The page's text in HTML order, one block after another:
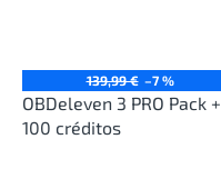
139,99 € –7 %
OBDeleven 3 PRO Pack +
100 créditos